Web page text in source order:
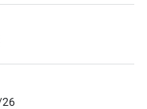
26